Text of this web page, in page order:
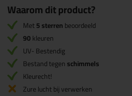
Waarom dit product?
Met5 sterrenbeoordeeld
90kleuren
UV- Bestendig
Bestand tegenschimmels
Kleurecht!
Zure lucht bij verwerken